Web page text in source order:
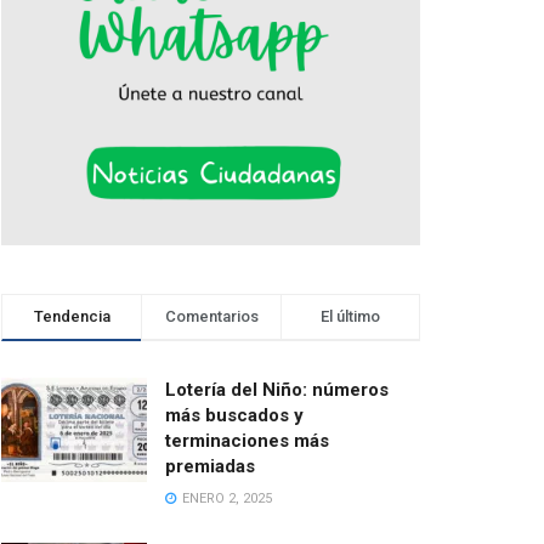
Tendencia Comentarios El último
Lotería del Niño: números
más buscados y
terminaciones más
premiadas
ENERO 2, 2025